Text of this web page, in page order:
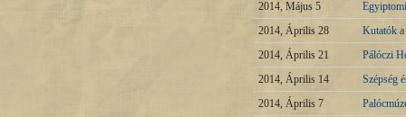
2014, Május 5
2014, Április 28
Kutatók
2014, Április 21
Pálóczi
2014, Április 14
Szépség
2014, Április 7